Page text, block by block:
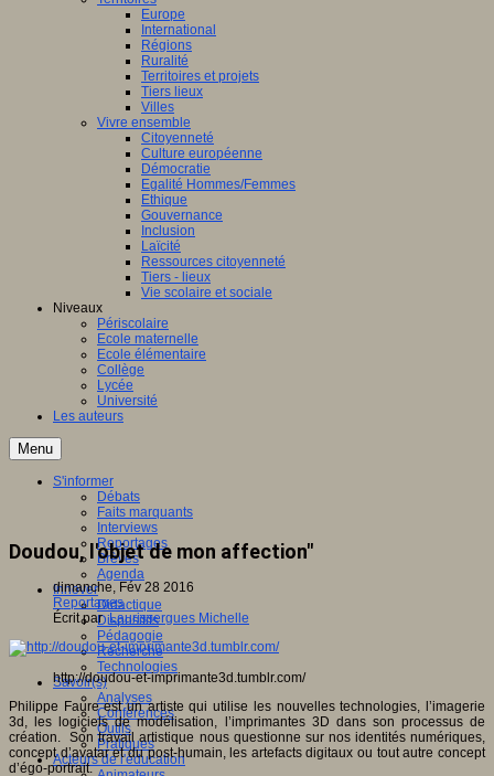
Europe
International
Régions
Ruralité
Territoires et projets
Tiers lieux
Villes
Vivre ensemble
Citoyenneté
Culture européenne
Démocratie
Egalité Hommes/Femmes
Ethique
Gouvernance
Inclusion
Laïcité
Ressources citoyenneté
Tiers - lieux
Vie scolaire et sociale
Niveaux
Périscolaire
Ecole maternelle
Ecole élémentaire
Collège
Lycée
Université
Les auteurs
Menu
S'informer
Débats
Faits marquants
Interviews
Reportages
Brèves
Agenda
Innover
Didactique
Dispositifs
Pédagogie
Recherche
Technologies
Savoir(s)
Analyses
Conférences
Outils
Pratiques
Acteurs de l'éducation
Doudou, l'objet de mon affection"
dimanche, Fév 28 2016
Reportages
Écrit parLaurissergues Michelle
http://doudou-et-imprimante3d.tumblr.com/
Philippe Faure est un artiste qui utilise les nouvelles technologies, l’imagerie
3d, les logiciels de modélisation, l’imprimantes 3D dans son processus de
création. Son travail artistique nous questionne sur nos identités numériques,
concept d’avatar et du post-humain, les artefacts digitaux ou tout autre concept
d’égo-portrait.